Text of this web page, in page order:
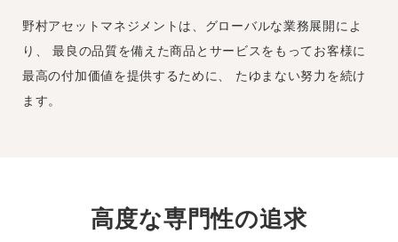
野村アセットマネジメントは、グローバルな業務展開によ
り、
最良の品質を備えた商品とサービスをもってお客様に
最高の付加価値を提供するために、
たゆまない努力を続け
ます。
高度な専門性の追求